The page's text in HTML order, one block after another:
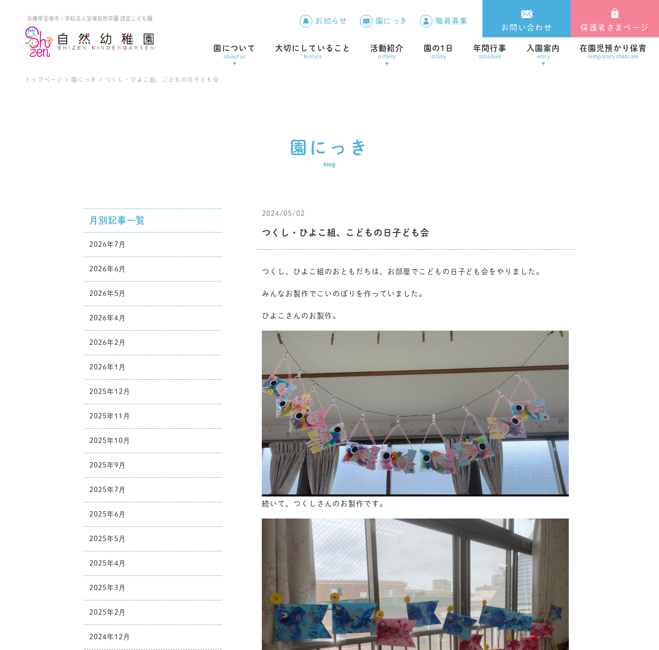
兵庫県宝塚市 学校法人宝塚自然学園 認定こども園 お知らせ 園にっき 職員募集
お問い合わせ 保護者さまページ
園について
about us
大切にしていること
feature
活動紹介
activity
園の1日
a day
年間行事
schedule
入園案内
entry
在園児預かり保育
temporary childcare
トップページ > 園にっき > つくし・ひよこ組、こどもの日子ども会
園にっき
blog
2024/05/02
つくし・ひよこ組、こどもの日子ども会
つくし、ひよこ組のおともだちは、お部屋でこどもの日子ども会をやりました。
みんなお製作でこいのぼりを作っていました。
ひよこさんのお製作。
続いて、つくしさんのお製作です。
月別記事一覧
2026年7月
2026年6月
2026年5月
2026年4月
2026年2月
2026年1月
2025年12月
2025年11月
2025年10月
2025年9月
2025年7月
2025年6月
2025年5月
2025年4月
2025年3月
2025年2月
2024年12月